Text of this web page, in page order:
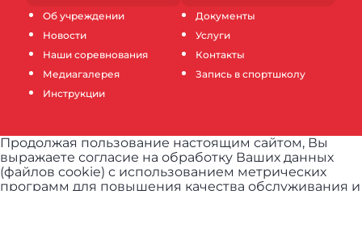
Об учреждении
Новости
Наши соревнования
Медиагалерея
Инструкции
Документы
Услуги
Контакты
Запись в спортшколу
Продолжая пользование настоящим сайтом, Вы
выражаете согласие на обработку Ваших данных
(файлов cookie) с использованием метрических
программ для повышения качества обслуживания и